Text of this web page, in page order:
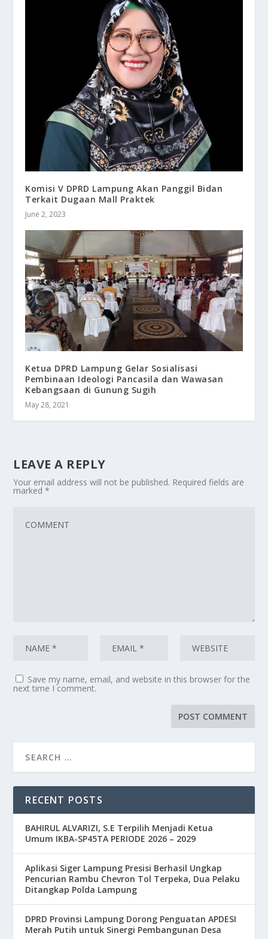
Komisi V DPRD Lampung Akan Panggil Bidan
Terkait Dugaan Mall Praktek
June 2, 2023
Ketua DPRD Lampung Gelar Sosialisasi
Pembinaan Ideologi Pancasila dan Wawasan
Kebangsaan di Gunung Sugih
May 28, 2021
LEAVE A REPLY
Your email address will not be published. Required fields are
marked*
Save my name, email, and website in this browser for the
next time I comment.
RECENT POSTS
BAHIRUL ALVARIZI, S.E Terpilih Menjadi Ketua
Umum IKBA-SP45TA PERIODE 2026 – 2029
Aplikasi Siger Lampung Presisi Berhasil Ungkap
Pencurian Rambu Chevron Tol Terpeka, Dua Pelaku
Ditangkap Polda Lampung
DPRD Provinsi Lampung Dorong Penguatan APDESI
Merah Putih untuk Sinergi Pembangunan Desa